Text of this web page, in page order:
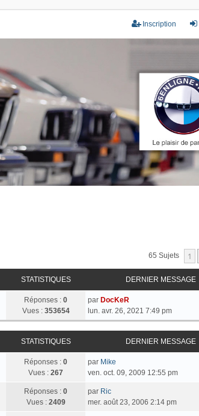
Inscription
65 Sujets 1
STATISTIQUES DERNIER MESSAGE
Réponses : 0
Vues : 353654
par DocKeR
lun. avr. 26, 2021 7:49 pm
STATISTIQUES DERNIER MESSAGE
Réponses : 0
Vues : 267
par Mike
ven. oct. 09, 2009 12:55 pm
Réponses : 0
Vues : 2409
par Ric
mer. août 23, 2006 2:14 pm